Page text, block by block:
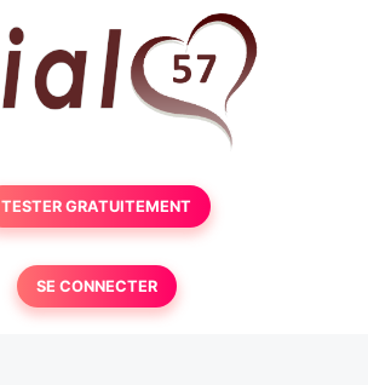
TESTER GRATUITEMENT
SE CONNECTER